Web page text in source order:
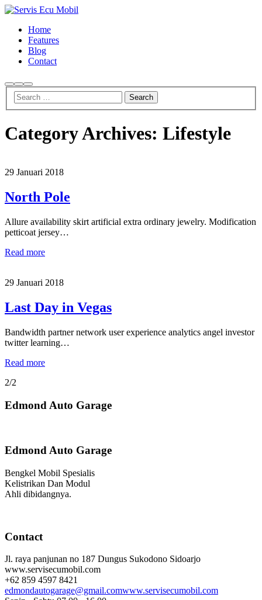
Home
Features
Blog
Contact
Search
More
info
Main
menu
Category Archives: Lifestyle
29 Januari 2018
North Pole
Allure availability skirt artificial extra ordinary jewelry. Modification
petticoat jersey…
Read more
29 Januari 2018
Last Day in Vegas
Bandwidth partner network user experience analytics angel investor
twitter learning…
Read more
2/2
Edmond Auto Garage
Edmond Auto Garage
Bengkel Mobil Spesialis
Kelistrikan Dan Modul
Ahli dibidangnya.
Contact
Jl. raya panjunan no 187 Dungus Sukodono Sidoarjo
www.servisecumobil.com
+62 859 4597 8421
edmondautogarage@gmail.comwww.servisecumobil.com